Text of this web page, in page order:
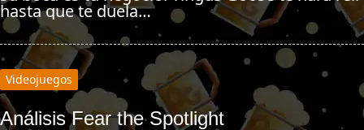
hasta que te duela…
Videojuegos
Análisis Fear the Spotlight